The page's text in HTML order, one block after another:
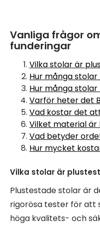
Vanliga frågor
funderingar
Vilka stolar är
Hur många stolar
Hur många stolar
Varför heter det
Vad kostar det
Vilket material är
Vad betyder
Hur mycket
Vilka stolar är
Plustestade stolar är
rigorösa tester för att
höga kvalitets- och